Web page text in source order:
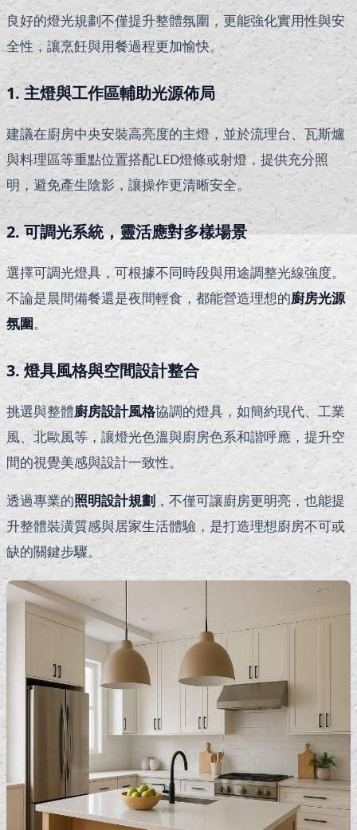
良好的燈光規劃不僅提升整體氛圍，更能強化實用性與安
全性，讓烹飪與用餐過程更加愉快。
1. 主燈與工作區輔助光源佈局
建議在廚房中央安裝高亮度的主燈，並於流理台、瓦斯爐
與料理區等重點位置搭配LED燈條或射燈，提供充分照
明，避免產生陰影，讓操作更清晰安全。
2. 可調光系統，靈活應對多樣場景
選擇可調光燈具，可根據不同時段與用途調整光線強度。
不論是晨間備餐還是夜間輕食，都能營造理想的廚房光源
氛圍。
3. 燈具風格與空間設計整合
挑選與整體廚房設計風格協調的燈具，如簡約現代、工業
風、北歐風等，讓燈光色溫與廚房色系和諧呼應，提升空
間的視覺美感與設計一致性。
透過專業的照明設計規劃 ，不僅可讓廚房更明亮，也能提
升整體裝潢質感與居家生活體驗，是打造理想廚房不可或
缺的關鍵步驟。